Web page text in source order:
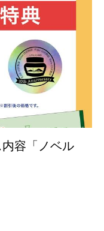
容「ノベル